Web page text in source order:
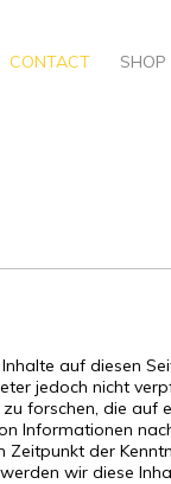
CONTACT SHOP
auf diesen
jedoch nicht
forschen, die auf
Informationen
der
wir diese